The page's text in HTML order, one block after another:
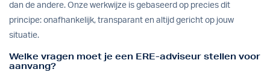
dan de andere. Onze werkwijze is gebaseerd op precies dit
principe: onafhankelijk, transparant en altijd gericht op jouw
situatie.
Welke vragen moet je een ERE-adviseur stellen voor
aanvang?